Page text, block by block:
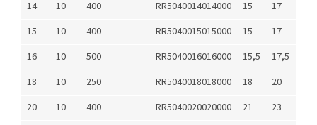
14
10 400 RR5040014014000 15
17
15
10 400 RR5040015015000 15
17
16
10 500 RR5040016016000 15,5
17,5
18
10 250 RR5040018018000 18
20
20
10 400 RR5040020020000 21
23